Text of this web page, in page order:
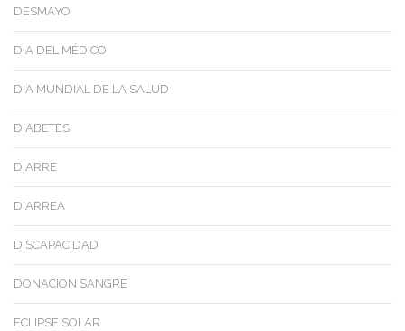
DESMAYO
DIA DEL MÉDICO
DIA MUNDIAL DE LA SALUD
DIABETES
DIARRE
DIARREA
DISCAPACIDAD
DONACION SANGRE
ECLIPSE SOLAR